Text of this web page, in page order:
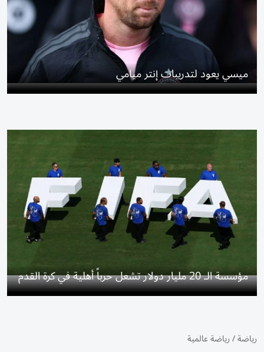
ميسي يعود لتدريبات إنتر ميامي
مؤسسة الـ 20 مليار دولار تشعل حرباً أهلية في كرة القدم
رياضة/رياضة عالمية